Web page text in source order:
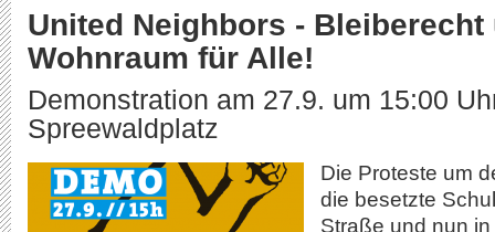
United Neighbors - Bleiberecht
Wohnraum für Alle!
Demonstration am 27.9. um 15:00
Spreewaldplatz
Die Proteste um
die besetzte
Straße und nun